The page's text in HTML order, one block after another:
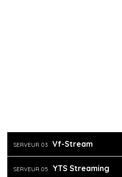
SERVEUR 03 Vf-Stream
SERVEUR 05 YTS Streaming